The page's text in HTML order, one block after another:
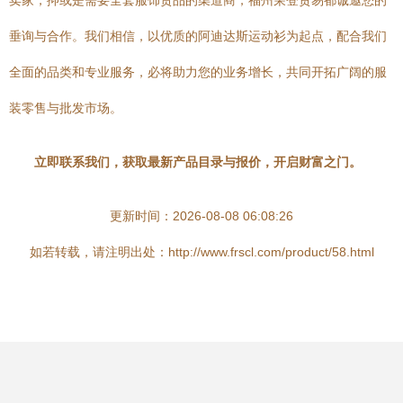
垂询与合作。我们相信，以优质的阿迪达斯运动衫为起点，配合我们
全面的品类和专业服务，必将助力您的业务增长，共同开拓广阔的服
装零售与批发市场。
立即联系我们，获取最新产品目录与报价，开启财富之门。
更新时间：2026-08-08 06:08:26
如若转载，请注明出处：http://www.frscl.com/product/58.html